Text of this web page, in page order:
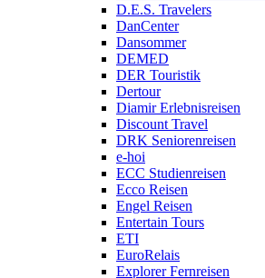
D.E.S. Travelers
DanCenter
Dansommer
DEMED
DER Touristik
Dertour
Diamir Erlebnisreisen
Discount Travel
DRK Seniorenreisen
e-hoi
ECC Studienreisen
Ecco Reisen
Engel Reisen
Entertain Tours
ETI
EuroRelais
Explorer Fernreisen